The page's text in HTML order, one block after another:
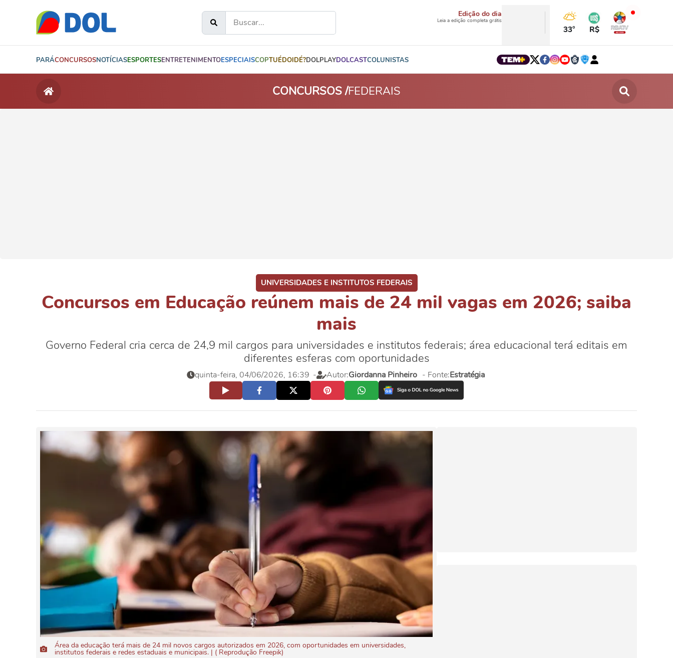
Edição do dia
Leia a edição completa grátis
33° R$
PARÁCONCURSOSNOTÍCIASESPORTESENTRETENIMENTOESPECIAISCOPTUÉDOIDÉ?DOLPLAYDOLCASTCOLUNISTAS
CONCURSOS /FEDERAIS
UNIVERSIDADES E INSTITUTOS FEDERAIS
Concursos em Educação reúnem mais de 24 mil vagas em 2026; saiba
mais
Governo Federal cria cerca de 24,9 mil cargos para universidades e institutos federais; área educacional terá editais em
diferentes esferas com oportunidades
quinta-feira, 04/06/2026, 16:39 - Autor:Giordanna Pinheiro - Fonte:Estratégia
Área da educação terá mais de 24 mil novos cargos autorizados em 2026, com oportunidades em universidades,
institutos federais e redes estaduais e municipais. | ( Reprodução Freepik)